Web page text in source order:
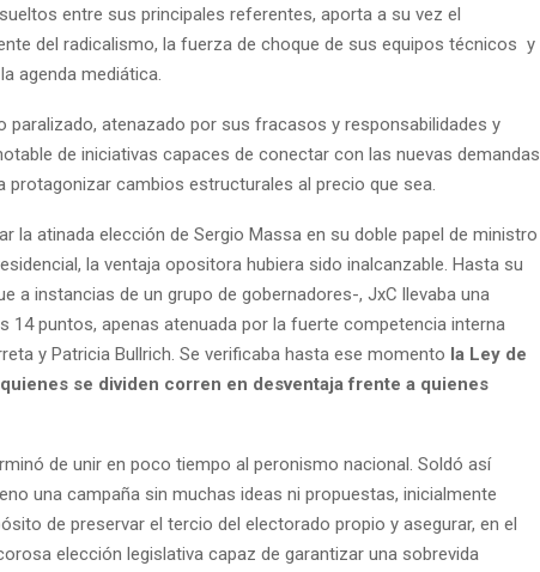
entre sus principales referentes, aporta a su vez el
del radicalismo, la fuerza de choque de sus equipos técnicos y
agenda mediática.
paralizado, atenazado por sus fracasos y responsabilidades y
de iniciativas capaces de conectar con las nuevas demandas
protagonizar cambios estructurales al precio que sea.
la atinada elección de Sergio Massa en su doble papel de ministro
la ventaja opositora hubiera sido inalcanzable. Hasta su
a instancias de un grupo de gobernadores-, JxC llevaba una
14 puntos, apenas atenuada por la fuerte competencia interna
y Patricia Bullrich. Se verificaba hasta ese momento la Ley de
se dividen corren en desventaja frente a quienes
de unir en poco tiempo al peronismo nacional. Soldó así
una campaña sin muchas ideas ni propuestas, inicialmente
de preservar el tercio del electorado propio y asegurar, en el
elección legislativa capaz de garantizar una sobrevida